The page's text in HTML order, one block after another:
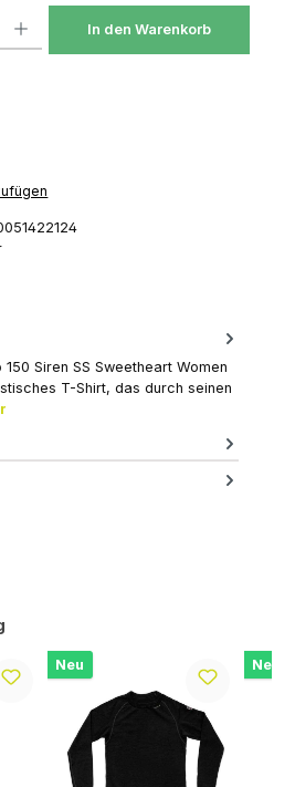
In den Warenkorb
Siren SS Sweetheart Women
T-Shirt, das durch seinen
Neu Neu